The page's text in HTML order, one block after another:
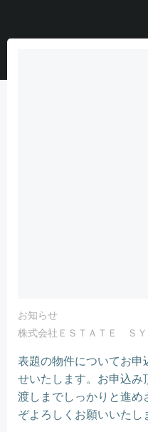
お知らせ
株式会社ＥＳＴＡＴＥ ＳＹ
表題の物件についてお申
せいたします。お申込み
渡しまでしっかりと進め
ぞよろしくお願いいたし